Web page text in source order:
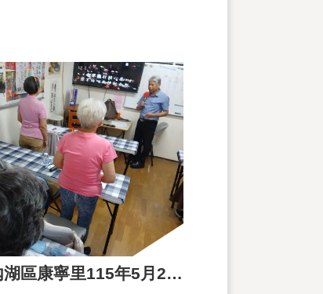
臺北市內湖區康寧里115年5月26日上午歌唱班成果花絮